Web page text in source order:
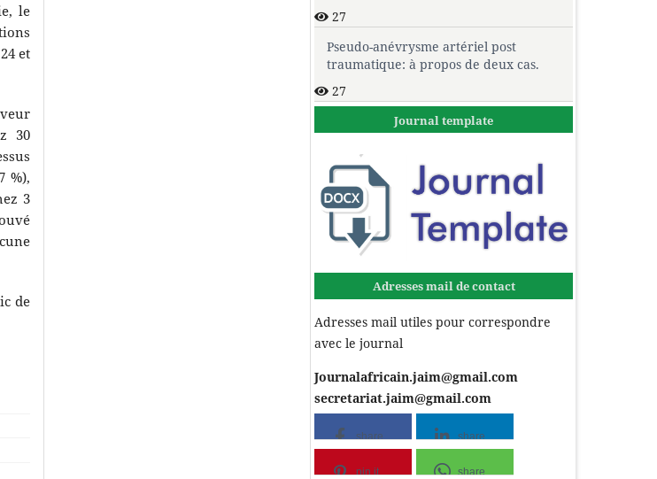
le
et
30
%),
3
de
27
Pseudo-anévrysme artériel post
traumatique: à propos de deux cas.
27
Journal template
Adresses mail de contact
Adresses mail utiles pour correspondre
avec le journal
Journalafricain.jaim@gmail.com
secretariat.jaim@gmail.com
share share
pin it share